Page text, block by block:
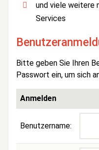
und viele weitere
Services
Bitte geben Sie Ihren
Passwort ein, um sich
Anmelden
Benutzername: